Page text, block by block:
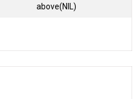
above(NIL)